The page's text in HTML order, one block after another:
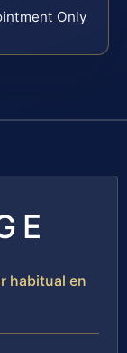
Only
habitual en